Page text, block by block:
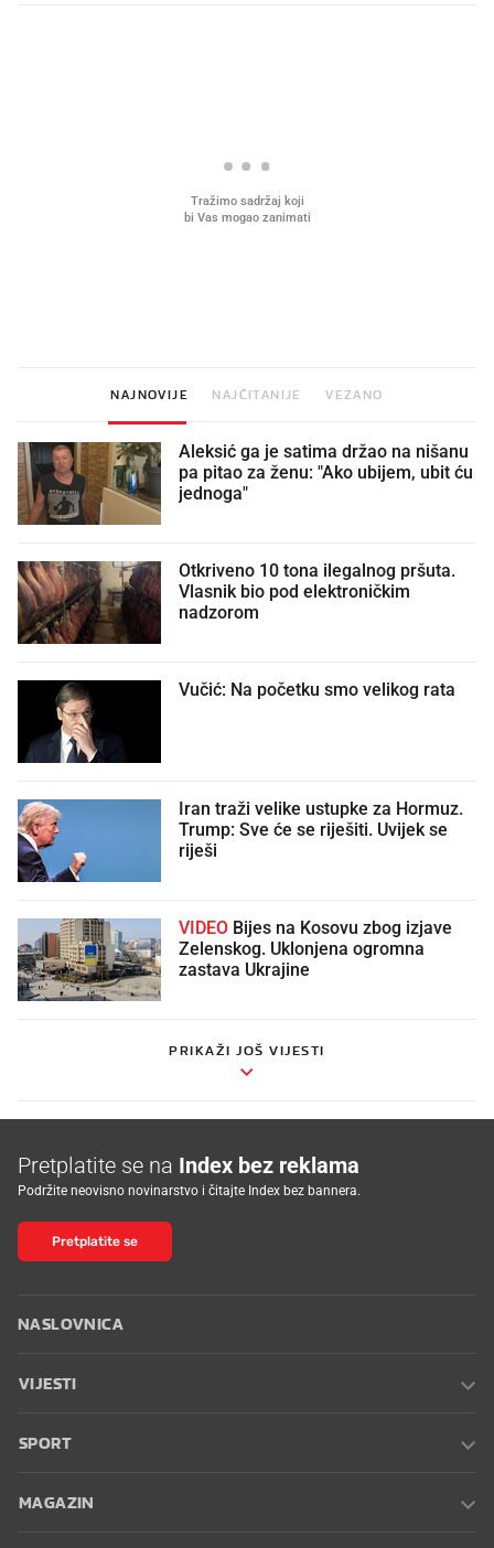
NAJNOVIJE NAJČITANIJE VEZANO
Aleksić ga je satima držao na nišanu
pa pitao za ženu: "Ako ubijem, ubit ću
jednoga"
Otkriveno 10 tona ilegalnog pršuta.
Vlasnik bio pod elektroničkim
nadzorom
Vučić: Na početku smo velikog rata
Iran traži velike ustupke za Hormuz.
Trump: Sve će se riješiti. Uvijek se
riješi
VIDEO
Zelenskog. Uklonjena ogromna
zastava Ukrajine
PRIKAŽI JOŠ VIJESTI
Pretplatite se na Index bez reklama
Podržite neovisno novinarstvo i čitajte Index bez bannera.
Pretplatite se
NASLOVNICA
VIJESTI
SPORT
MAGAZIN